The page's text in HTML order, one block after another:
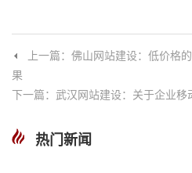
上一篇：佛山网站建设：低价格
果
下一篇：武汉网站建设：关于企业移
热门新闻